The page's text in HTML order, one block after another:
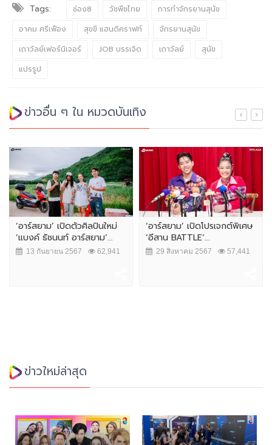
Tags: ช่อง8 วัชพืชไทย
การทำจักรยานสุนัข
อาคม ศรีเฟือง
สุขขี แฮนดิคราฟท์
จักรยานสุนัข
เถาวัลย์เฟอร์นิเจอร์
JOB บรรเจิด เถาวัลย์
สุนัข
แปรรูป
ข่าวอื่น ๆ ใน หมวดบันเทิง
‘อาร์สยาม’ เปิดตัวศิลปินใหม่
‘แบงค์ ธัชนนท์ อาร์สยาม’...
13 กันยายน 2567 62,941
‘อาร์สยาม’ เปิดโปรเจกต์พิเศษ
‘อีสาน BATTLE’...
29 สิงหาคม 2567 57,441
ข่าวใหม่ล่าสุด